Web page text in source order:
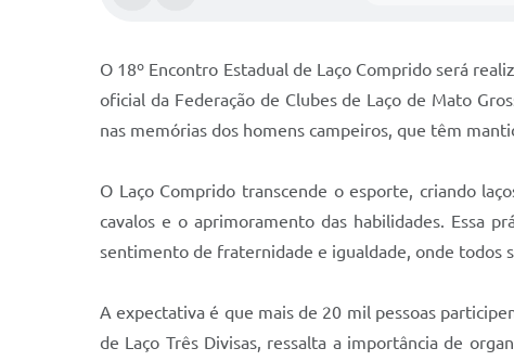
O 18º Encontro Estadual de Laço Comprido será
oficial da Federação de Clubes de Laço de Mato
nas memórias dos homens campeiros, que têm
O Laço Comprido transcende o esporte, criando
cavalos e o aprimoramento das habilidades. Essa
sentimento de fraternidade e igualdade, onde todos
A expectativa é que mais de 20 mil pessoas
de Laço Três Divisas, ressalta a importância de